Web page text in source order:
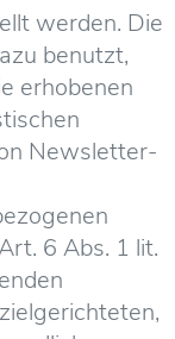
werden. Die
benutzt,
erhobenen
Newsletter-
6 Abs. 1 lit.